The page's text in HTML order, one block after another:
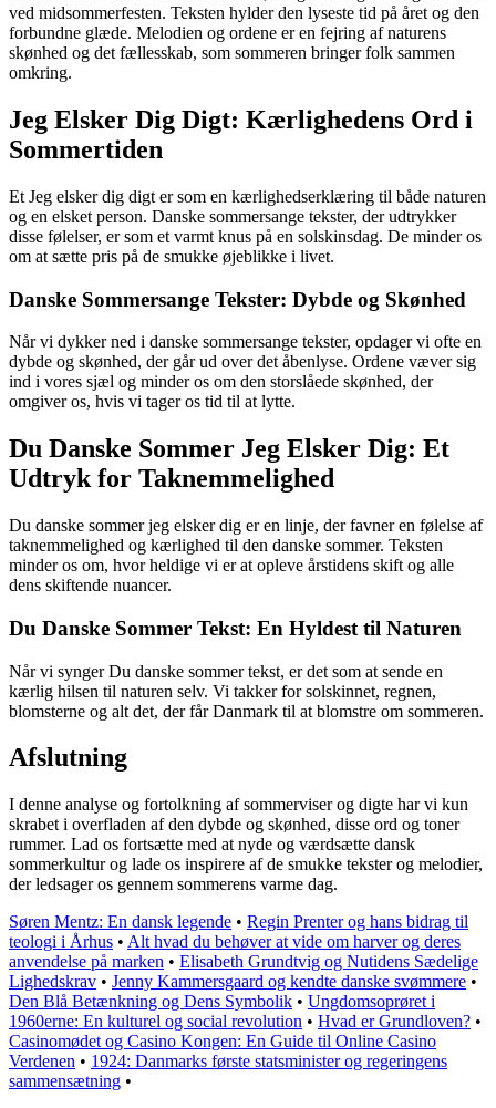
ved midsommerfesten. Teksten hylder den lyseste tid på året og den
forbundne glæde. Melodien og ordene er en fejring af naturens
skønhed og det fællesskab, som sommeren bringer folk sammen
omkring.
Jeg Elsker Dig Digt: Kærlighedens Ord i
Sommertiden
Et Jeg elsker dig digt er som en kærlighedserklæring til både naturen
og en elsket person. Danske sommersange tekster, der udtrykker
disse følelser, er som et varmt knus på en solskinsdag. De minder os
om at sætte pris på de smukke øjeblikke i livet.
Danske Sommersange Tekster: Dybde og Skønhed
Når vi dykker ned i danske sommersange tekster, opdager vi ofte en
dybde og skønhed, der går ud over det åbenlyse. Ordene væver sig
ind i vores sjæl og minder os om den storslåede skønhed, der
omgiver os, hvis vi tager os tid til at lytte.
Du Danske Sommer Jeg Elsker Dig: Et
Udtryk for Taknemmelighed
Du danske sommer jeg elsker dig er en linje, der favner en følelse af
taknemmelighed og kærlighed til den danske sommer. Teksten
minder os om, hvor heldige vi er at opleve årstidens skift og alle
dens skiftende nuancer.
Du Danske Sommer Tekst: En Hyldest til Naturen
Når vi synger Du danske sommer tekst, er det som at sende en
kærlig hilsen til naturen selv. Vi takker for solskinnet, regnen,
blomsterne og alt det, der får Danmark til at blomstre om sommeren.
Afslutning
I denne analyse og fortolkning af sommerviser og digte har vi kun
skrabet i overfladen af den dybde og skønhed, disse ord og toner
rummer. Lad os fortsætte med at nyde og værdsætte dansk
sommerkultur og lade os inspirere af de smukke tekster og melodier,
der ledsager os gennem sommerens varme dag.
Søren Mentz: En dansk legende • Regin Prenter og hans bidrag til
teologi i Århus • Alt hvad du behøver at vide om harver og deres
anvendelse på marken • Elisabeth Grundtvig og Nutidens Sædelige
Lighedskrav • Jenny Kammersgaard og kendte danske svømmere •
Den Blå Betænkning og Dens Symbolik • Ungdomsoprøret i
1960erne: En kulturel og social revolution • Hvad er Grundloven? •
Casinomødet og Casino Kongen: En Guide til Online Casino
Verdenen • 1924: Danmarks første statsminister og regeringens
sammensætning •